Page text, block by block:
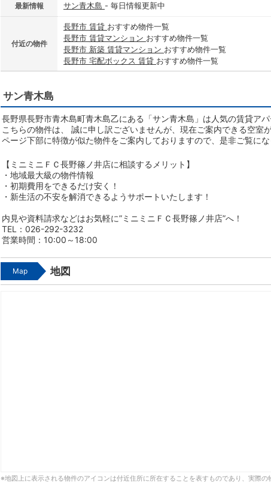
最新情報 サン青木島 - 毎日情報更新中
付近の物件
長野市 賃貸 おすすめ物件一覧
長野市 賃貸マンション おすすめ物件一覧
長野市 新築 賃貸マンション おすすめ物件一覧
長野市 宅配ボックス 賃貸 おすすめ物件一覧
サン青木島
長野県長野市青木島町青木島乙にある「サン青木島」は人気の賃貸アパ
こちらの物件は、 誠に申し訳ございませんが、現在ご案内できる空室が
ページ下部に特徴が似た物件をご案内しておりますので、是非ご覧にな
【ミニミニＦＣ長野篠ノ井店に相談するメリット】
・地域最大級の物件情報
・初期費用をできるだけ安く！
・新生活の不安を解消できるようサポートいたします！
内見や資料請求などはお気軽に”ミニミニＦＣ長野篠ノ井店”へ！
TEL：026-292-3232
営業時間：10:00～18:00
Map 地図
※地図上に表示される物件のアイコンは付近住所に所在することを表すものであり、実際の